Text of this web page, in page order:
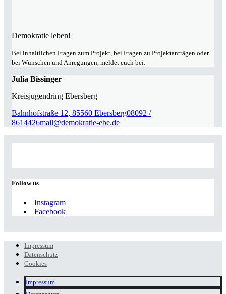
Demokratie leben!
Bei inhaltlichen Fragen zum Projekt, bei Fragen zu Projektanträgen oder
bei Wünschen und Anregungen, meldet euch bei:
Julia Bissinger
Kreisjugendring Ebersberg
Bahnhofstraße 12, 85560 Ebersberg08092 /
8614426mail@demokratie-ebe.de
Follow us
Instagram
Facebook
Impressum
Datenschutz
Cookies
Impressum